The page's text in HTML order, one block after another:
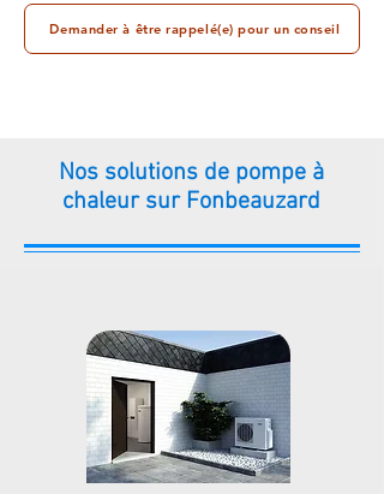
Demander à être rappelé(e) pour un conseil
Nos solutions de pompe à
chaleur sur Fonbeauzard